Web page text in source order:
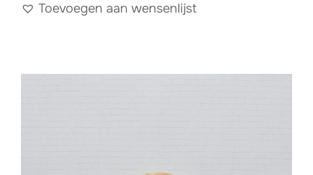
Toevoegen aan wensenlijst